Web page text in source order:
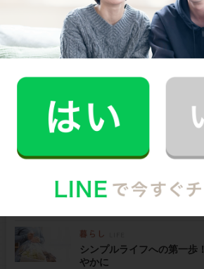
食洗機の掃除、どうしてる
わかりやすく解説
魚焼きグリルを徹底掃除！
家事分担でもう喧嘩しない
家事効率UP！オキシクリー
シンプルライフへの第一歩
やかに